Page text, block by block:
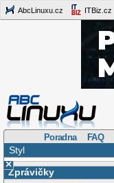
AbcLinuxu.cz ITBiz.cz
Poradna FAQ
Styl
×
Zprávičky